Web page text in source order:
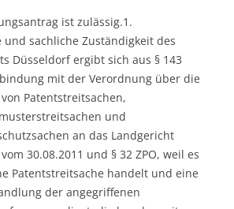
ist zulässig.1.
und sachliche Zuständigkeit des
Düsseldorf ergibt sich aus § 143
mit der Verordnung über die
Patentstreitsachen,
und
an das Landgericht
30.08.2011 und § 32 ZPO, weil es
Patentstreitsache handelt und eine
der angegriffenen